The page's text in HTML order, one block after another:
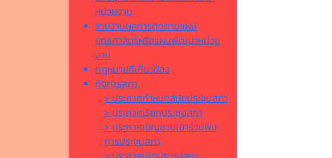
หน่วยงาน
รายงานผลการติดตามแผน
ยุทธศาสตร์หรือแผนพัฒนาหน่วย
งาน
กฎหมายที่เกี่ยวข้อง
กิจการสภา
> ประกาศกำหนดสมัยประชุมสภา
> ประกาศเรียกประชุมสภา
> ประกาศเชิญชวนเข้าร่วมฟัง
การประชุมสภา